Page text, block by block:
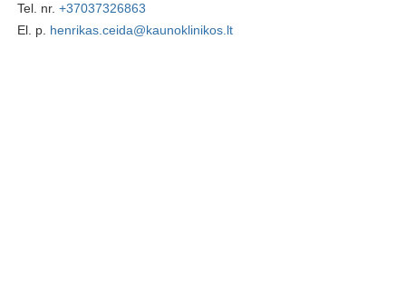
Tel. nr. +37037326863
El. p. henrikas.ceida@kaunoklinikos.lt